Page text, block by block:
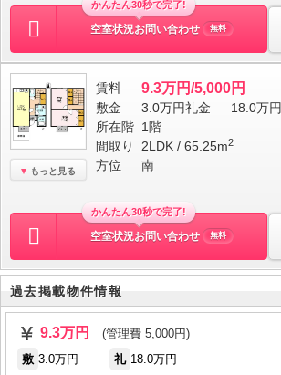
かんたん30秒で完了!
空室状況お問い合わせ 無料
もっと見る
賃料 9.3万円/5,000円
敷金 3.0万円礼金
18.0万円
所在階 1階
間取り
2LDK / 65.25m2
方位 南
かんたん30秒で完了!
空室状況お問い合わせ 無料
過去掲載物件情報
9.3万円
(管理費 5,000円)
敷 3.0万円 礼 18.0万円